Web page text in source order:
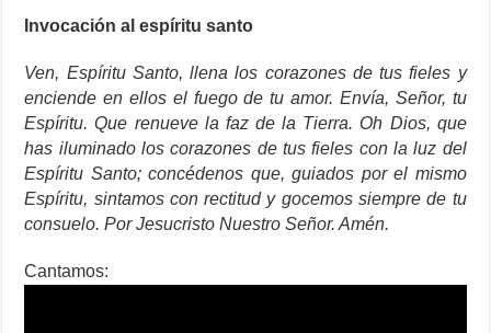
Invocación al espíritu santo
Ven, Espíritu Santo, llena los corazones de tus fieles y
enciende en ellos el fuego de tu amor. Envía, Señor, tu
Espíritu. Que renueve la faz de la Tierra. Oh Dios, que
has iluminado los corazones de tus fieles con la luz del
Espíritu Santo; concédenos que, guiados por el mismo
Espíritu, sintamos con rectitud y gocemos siempre de tu
consuelo. Por Jesucristo Nuestro Señor. Amén.
Cantamos: